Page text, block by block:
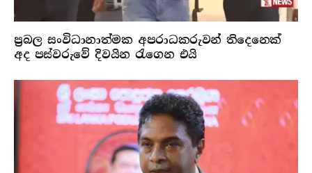
ප්‍රබල සංවිධානාත්මක අපරාධකරුවන් තිදෙනෙක්
අද පස්වරුවේ දිවයින රැගෙන එයි